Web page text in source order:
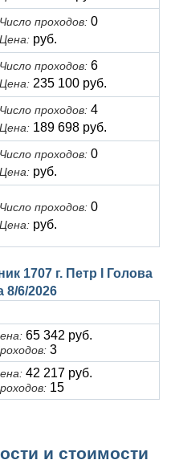
Число проходов: 0
Цена: руб.
Число проходов: 6
Цена: 235 100 руб.
Число проходов: 4
Цена: 189 698 руб.
Число проходов: 0
Цена: руб.
Число проходов: 0
Цена: руб.
1707 г. Петр I Голова
8/6/2026
65 342 руб.
3
42 217 руб.
15
и стоимости